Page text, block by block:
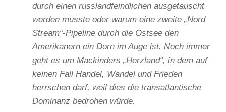
durch einen russlandfeindlichen ausgetauscht
werden musste oder warum eine zweite „Nord
Stream“-Pipeline durch die Ostsee den
Amerikanern ein Dorn im Auge ist. Noch immer
geht es um Mackinders „Herzland“, in dem auf
keinen Fall Handel, Wandel und Frieden
herrschen darf, weil dies die transatlantische
Dominanz bedrohen würde.